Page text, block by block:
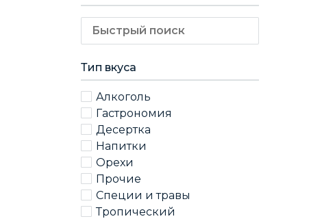
Тип вкуса
Алкоголь
Гастрономия
Десертка
Напитки
Орехи
Прочие
Специи и травы
Тропический